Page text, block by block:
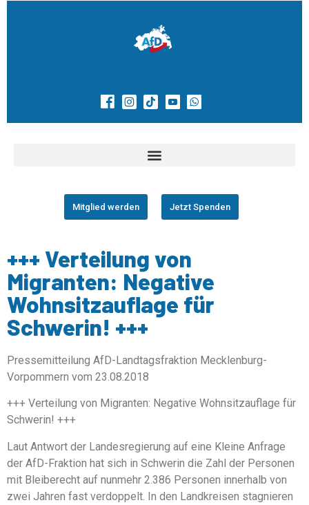
Mitglied werden Jetzt Spenden
+++ Verteilung von
Migranten: Negative
Wohnsitzauflage für
Schwerin! +++
Pressemitteilung AfD-Landtagsfraktion Mecklenburg-
Vorpommern vom 23.08.2018
+++ Verteilung von Migranten: Negative Wohnsitzauflage für
Schwerin! +++
Laut Antwort der Landesregierung auf eine Kleine Anfrage
der AfD-Fraktion hat sich in Schwerin die Zahl der Personen
mit Bleiberecht auf nunmehr 2.386 Personen innerhalb von
zwei Jahren fast verdoppelt. In den Landkreisen stagnieren